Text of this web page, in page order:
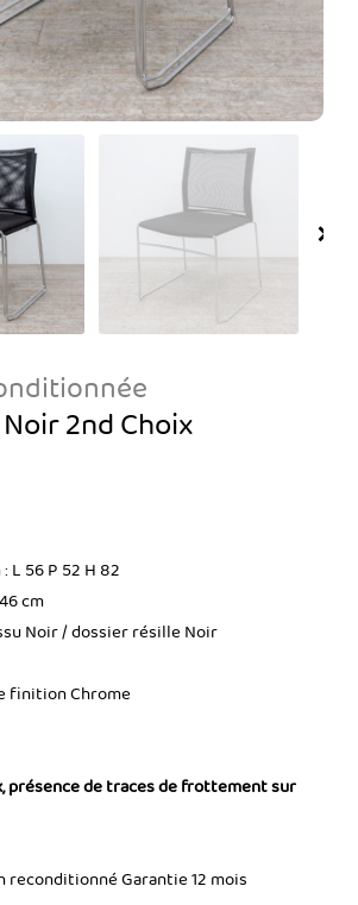
2nd Choix
L 56 P 52 H 82
cm
Noir / dossier résille Noir
finition Chrome
présence de traces de frottement sur
reconditionné Garantie 12 mois